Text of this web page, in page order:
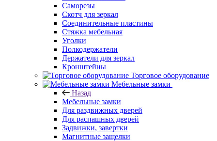
Саморезы
Скотч для зеркал
Соединительные пластины
Стяжка мебельная
Уголки
Полкодержатели
Держатели для зеркал
Кронштейны
Торговое оборудование
Мебельные замки
Назад
Мебельные замки
Для раздвижных дверей
Для распашных дверей
Задвижки, завертки
Магнитные защелки